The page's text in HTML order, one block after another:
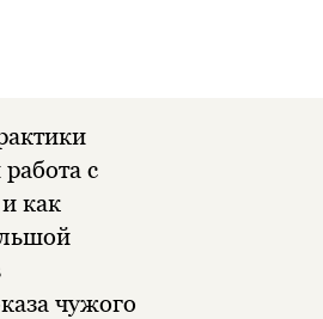
с
как
чужого